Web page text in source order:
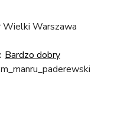
Wielki Warszawa
Bardzo dobry